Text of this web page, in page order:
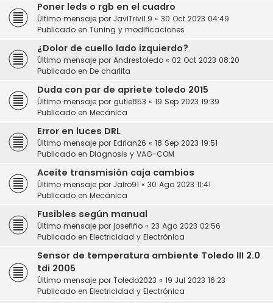
Poner leds o rgb en el cuadro
Último mensaje por JaviTrivi1.9 « 30 Oct 2023 04:49
Publicado en Tuning y modificaciones
¿Dolor de cuello lado izquierdo?
Último mensaje por Andrestoledo « 02 Oct 2023 08:20
Publicado en De charlita
Duda con par de apriete toledo 2015
Último mensaje por gutie853 « 19 Sep 2023 19:39
Publicado en Mecánica
Error en luces DRL
Último mensaje por Edrian26 « 18 Sep 2023 19:51
Publicado en Diagnosis y VAG-COM
Aceite transmisión caja cambios
Último mensaje por Jairo91 « 30 Ago 2023 11:41
Publicado en Mecánica
Fusibles según manual
Último mensaje por josefiño « 23 Ago 2023 02:56
Publicado en Electricidad y Electrónica
Sensor de temperatura ambiente Toledo III 2.0
tdi 2005
Último mensaje por Toledo2023 « 19 Jul 2023 16:23
Publicado en Electricidad y Electrónica